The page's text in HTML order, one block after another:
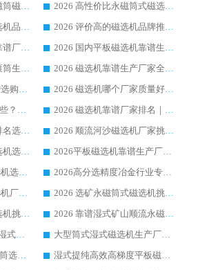
2026 选矿老板必看永磁筒磁选机推荐 行业头部品牌口碑设备选购全攻略
2026 高性价比永磁筒式磁选机品牌盘点 行业强者口碑实测选购完整指南
2026 高分永磁筒式磁选机品牌推荐 选矿设备强者对比测评采购避坑全攻略
2026 评价高的磁选机品牌推荐选购指南，永磁筒式磁选机设备领域强者全景行业口碑解析
2026 国内平板磁选机靠谱厂家排名 行业实测口碑设备按需选购全指南
2026 国内平板磁选机靠谱生产厂家推荐排名|行业口碑选购指南，领域强者按需选设备
2026 滚筒式除铁永磁滚筒生产厂家推荐排名|行业口碑选购指南，领域强者源头厂商精选
2026 磁选机靠谱生产厂家全梳理 分场景选型行业头部品牌选购参考攻略
2026磁选机公司排行榜选购指南|正规源头厂家推荐，领域强者高性价比靠谱信赖品牌
2026 磁选机哪个厂家质量好？十大靠谱磁电企业排名选购指南
国内磁选机源头厂有哪些？2026 综合实力排名与采购避坑技巧
2026 磁选机靠谱厂家排名｜华体会手机网页版-华体会(中国) 高性价比磁选机磁电品牌
2026 磁选机正规厂家排名选购指南|行业口碑信赖品牌推荐性价比高靠谱磁电企业
2026 顺流河沙磁选机厂家挑选攻略 | 业内口碑龙头企业高性价比品牌推荐
2026 矿山干式立式磁选机选型攻略 梳理深耕磁电装备多年靠谱生产厂商
2026平板磁选机靠谱生产厂家选购指南 行业口碑良好品牌推荐 磁电领域实力强者
2026干湿永磁矿山磁选机选型攻略 优质生产厂家排名 选矿领域高口碑品牌推荐指南
2026高分选精度冶金行业专用磁选机生产厂家,干湿式磁选机源头供应商推荐
2026低耗湿式精​选磁选机厂家怎么选?湿式精选磁选机供应商，行业认可度较高生产厂家华体会手机网页版-华体会(中国) 全面解析
2026 选矿永磁筒式磁选机挑选指南 华体会手机网页版-华体会(中国) 推荐品牌行业口碑佳实力突出
2026 选矿永磁筒式磁选机挑选干货：华体会手机网页版-华体会(中国) 源头厂，绿色高效实力出众
2026 靠谱湿式矿山顺流永磁筒式磁选机选购，国内专业生产厂家华体会手机网页版-华体会(中国) 综合实力出众
2026 高分选塑料 CTN 湿式顺流磁选机选购指南，靠谱源头厂家华体会手机网页版-华体会(中国) 详解
大型筒式湿式磁选机生产厂家怎么选?华体会手机网页版-华体会(中国) 设备口碑广受行业认可
全磁高吸附深度永磁滚筒选购指南 业内口碑稳定磁电设备生产厂家详细推荐
湿式提纯高效高梯度平板磁选机靠谱设备源头厂商华体会手机网页版-华体会(中国) 综合测评